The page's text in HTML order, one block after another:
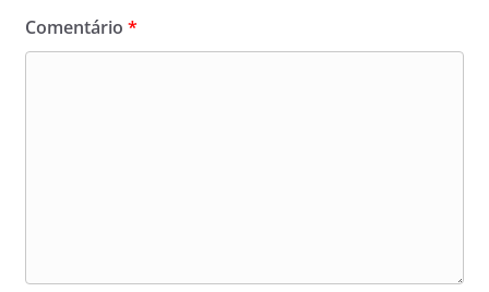
Comentário *